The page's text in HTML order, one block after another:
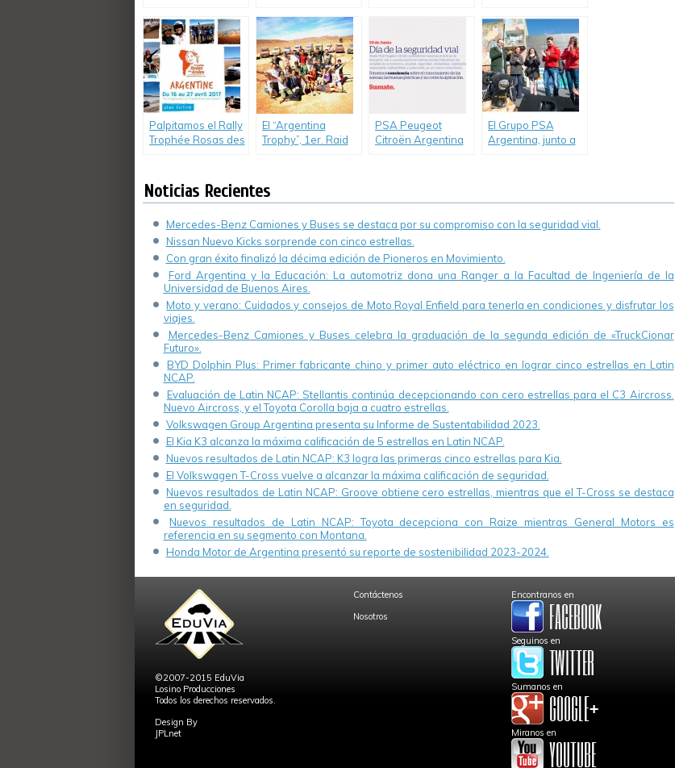
2017, único Rally
para jóvenes y
estudiantes
universitarios en
Argentina.
para jóvenes y
estudiantes
universitarios
largan la 5ª edición
en 2018
Palpitamos el Rally
Trophée Rosas des
El “Argentina
Trophy”, 1er. Raid
desde Buenos
Abril.
PSA Peugeot
Citroën Argentina
El Grupo PSA
Argentina, junto a
técnica de Fuerte
Noticias Recientes
Mercedes-Benz Camiones y Buses se destaca por su compromiso con la seguridad vial.
Nissan Nuevo Kicks sorprende con cinco estrellas.
Con gran éxito finalizó la décima edición de Pioneros en Movimiento.
Ford Argentina y la Educación: La automotriz dona una Ranger a la Facultad de Ingeniería de la
Universidad de Buenos Aires.
Moto y verano: Cuidados y consejos de Moto Royal Enfield para tenerla en condiciones y disfrutar los
viajes.
Mercedes-Benz Camiones y Buses celebra la graduación de la segunda edición de «TruckCionar
Futuro».
BYD Dolphin Plus: Primer fabricante chino y primer auto eléctrico en lograr cinco estrellas en Latin
NCAP.
Evaluación de Latin NCAP: Stellantis continúa decepcionando con cero estrellas para el C3 Aircross.
Nuevo Aircross, y el Toyota Corolla baja a cuatro estrellas.
Volkswagen Group Argentina presenta su Informe de Sustentabilidad 2023.
El Kia K3 alcanza la máxima calificación de 5 estrellas en Latin NCAP.
Nuevos resultados de Latin NCAP: K3 logra las primeras cinco estrellas para Kia.
El Volkswagen T-Cross vuelve a alcanzar la máxima calificación de seguridad.
Nuevos resultados de Latin NCAP: Groove obtiene cero estrellas, mientras que el T-Cross se destaca
en seguridad.
Nuevos resultados de Latin NCAP: Toyota decepciona con Raize mientras General Motors es
referencia en su segmento con Montana.
Honda Motor de Argentina presentó su reporte de sostenibilidad 2023-2024.
©2007-2015 EduVia
Losino Producciones
Todos los derechos reservados.
Design By
JPLnet
Contáctenos
Nosotros
Encontranos en
Seguinos en
Sumanos en
Miranos en